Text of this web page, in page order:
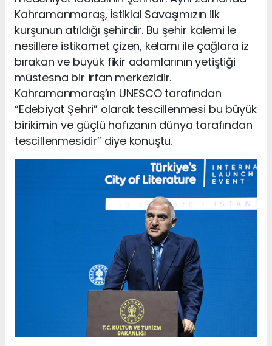
Kahramanmaraş, İstiklal Savaşımızın ilk
kurşunun atıldığı şehirdir. Bu şehir kalemi le
nesillere istikamet çizen, kelamı ile çağlara iz
bırakan ve büyük fikir adamlarının yetiştiği
müstesna bir irfan merkezidir.
Kahramanmaraş’ın UNESCO tarafından
“Edebiyat Şehri” olarak tescillenmesi bu büyük
birikimin ve güçlü hafızanın dünya tarafından
tescillenmesidir” diye konuştu.